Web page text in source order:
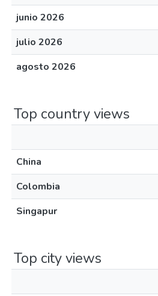
junio 2026
julio 2026
agosto 2026
Top country views
China
Colombia
Singapur
Top city views